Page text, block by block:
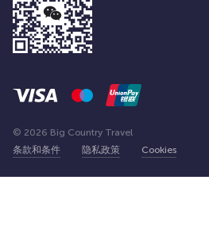
条款和条件 隐私政策 Cookies
© 2026 Big Country Travel